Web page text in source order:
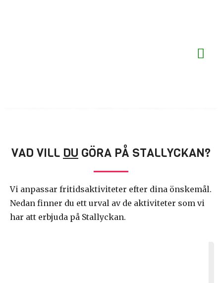
VAD VILL DU GÖRA PÅ STALLYCKAN?
Vi anpassar fritidsaktiviteter efter dina önskemål.
Nedan finner du ett urval av de aktiviteter som vi
har att erbjuda på Stallyckan.